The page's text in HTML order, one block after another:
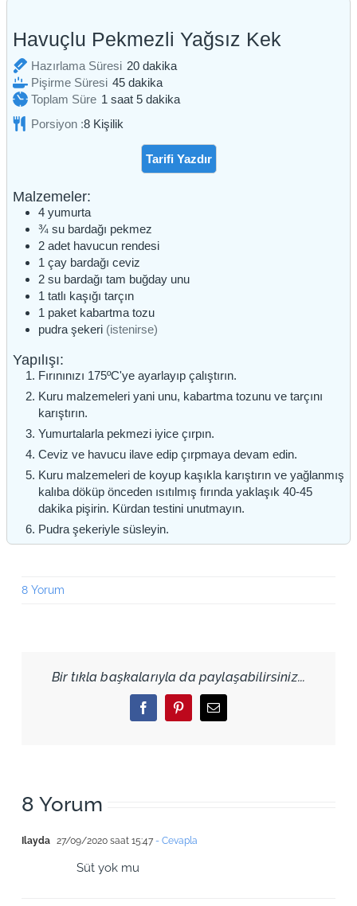
Havuçlu Pekmezli Yağsız Kek
Hazırlama Süresi 20dakika
dakika
Pişirme Süresi 45dakika
dakika
Toplam Süre 1 saat
saat 5dakika
dakika
Porsiyon :8 Kişilik
Tarifi Yazdır
Malzemeler:
4 yumurta
¾ su bardağı pekmez
2 adet havucun rendesi
1 çay bardağı ceviz
2 su bardağı tam buğday unu
1 tatlı kaşığı tarçın
1 paket kabartma tozu
pudra şekeri (istenirse)
Yapılışı:
Fırınınızı 175ºC'ye ayarlayıp çalıştırın.
Kuru malzemeleri yani unu, kabartma tozunu ve tarçını
karıştırın.
Yumurtalarla pekmezi iyice çırpın.
Ceviz ve havucu ilave edip çırpmaya devam edin.
Kuru malzemeleri de koyup kaşıkla karıştırın ve yağlanmış
kalıba döküp önceden ısıtılmış fırında yaklaşık 40-45
dakika pişirin. Kürdan testini unutmayın.
Pudra şekeriyle süsleyin.
8 Yorum
Bir tıkla başkalarıyla da paylaşabilirsiniz...
FacebookPinterestEmail
8 Yorum
Ilayda 27/09/2020 saat 15:47- Cevapla
Süt yok mu